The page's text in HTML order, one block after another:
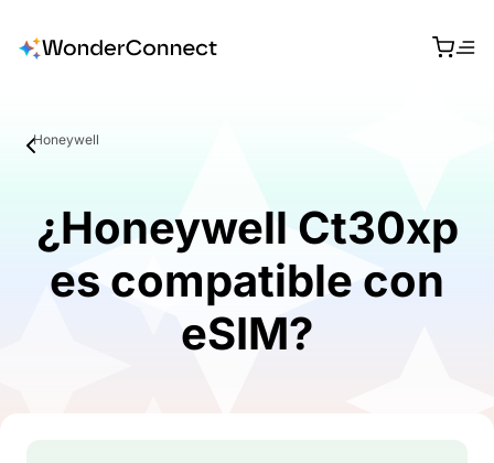
Honeywell
¿Honeywell Ct30xp
es compatible con
eSIM?